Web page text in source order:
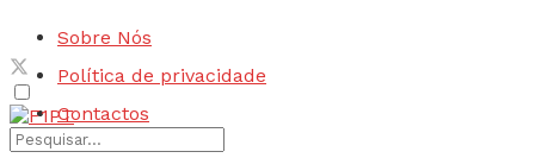
Sobre Nós
Política de privacidade
Contactos